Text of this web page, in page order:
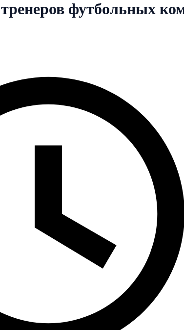
футбольных